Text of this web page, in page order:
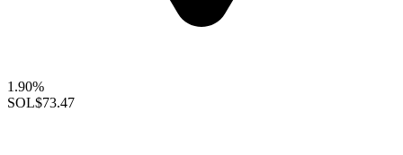
1.90%
SOL$73.47